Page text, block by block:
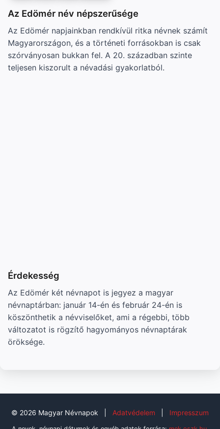
Az Edömér név népszerűsége
Az Edömér napjainkban rendkívül ritka névnek számít
Magyarországon, és a történeti forrásokban is csak
szórványosan bukkan fel. A 20. században szinte
teljesen kiszorult a névadási gyakorlatból.
Érdekesség
Az Edömér két névnapot is jegyez a magyar
névnaptárban: január 14-én és február 24-én is
köszönthetik a névviselőket, ami a régebbi, több
változatot is rögzítő hagyományos névnaptárak
öröksége.
© 2026 Magyar Névnapok Adatvédelem Impresszum